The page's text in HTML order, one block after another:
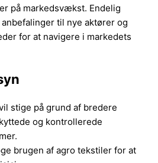
på markedsvækst. Endelig
til nye aktører og
for at navigere i markedets
stige på grund af bredere
og kontrollerede
brugen af agro tekstiler for at